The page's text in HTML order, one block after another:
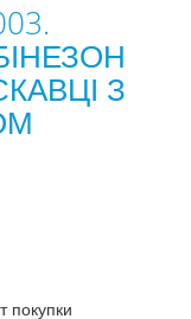
З
покупки